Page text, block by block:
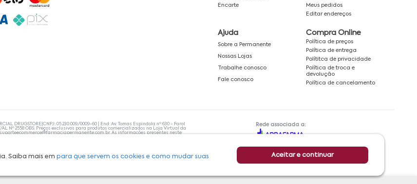
Saiba mais empara que servem os cookies e como mudar suas
Aceitar e continuar
Encarte
Meus pedidos
Editar endereços
Ajuda
Sobre a Permanente
Nossas Lojas
Trabalhe conosco
Fale conosco
Compra Online
Política de preços
Política de entrega
Polítitca de privacidade
Política de troca e
devolução
Política de cancelamento
DRUGSTORE|CNPJ: 05.230.009/0009-60 | End: Av. Tomas Espindola nº 630 - Farol
Nº 2558 OBS: Preços exclusivos para produtos comercializados na Loja Virtual da
suporteecommerce@farmaciapermanente.com.br. As informações presentes neste
de um profissional da área médica. Apenas o médico está capacitado para
um médico deve ser consultado. A Farmácia Permanente trabalha com as
tranquilidade. A privacidade e a segurança dos clientes são compromissos da
de produto em nosso estoque.
Rede associada a: